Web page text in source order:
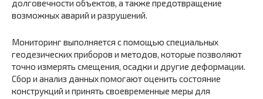
долговечности объектов, а также предотвращение
возможных аварий и разрушений.
Мониторинг выполняется с помощью специальных
геодезических приборов и методов, которые позволяют
точно измерять смещения, осадки и другие деформации.
Сбор и анализ данных помогают оценить состояние
конструкций и принять своевременные меры для